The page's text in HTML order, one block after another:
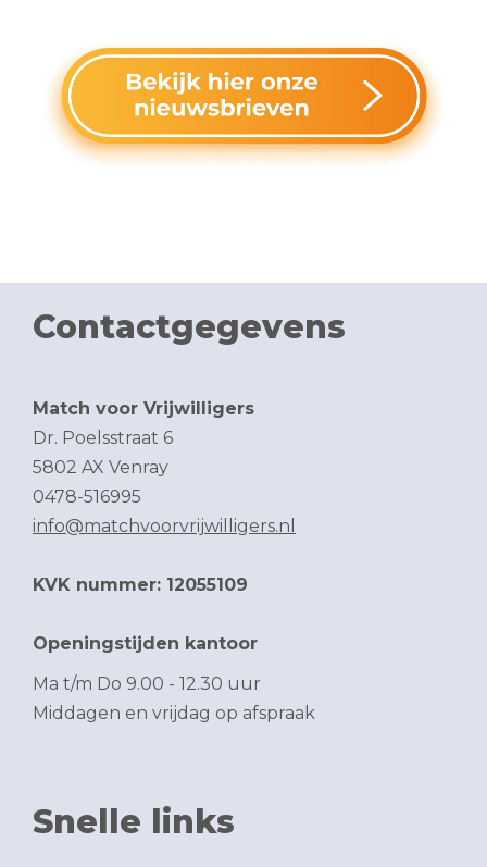
Contactgegevens
Match voor Vrijwilligers
Dr. Poelsstraat 6
5802 AX Venray
0478-516995
info@matchvoorvrijwilligers.nl
KVK nummer: 12055109
Openingstijden kantoor
Ma t/m Do 9.00 - 12.30 uur
Middagen en vrijdag op afspraak
Snelle links